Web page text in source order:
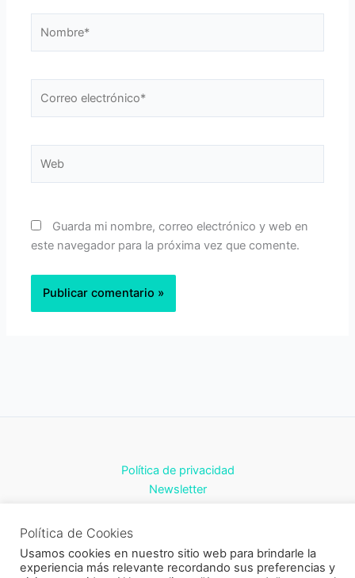
electrónico*
Guarda mi nombre, correo electrónico y web en
este navegador para la próxima vez que comente.
Política de privacidad
Newsletter
Política de Cookies
Usamos cookies en nuestro sitio web para brindarle la
experiencia más relevante recordando sus preferencias y